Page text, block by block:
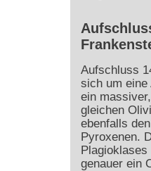
Aufschluss
sich um eine
ein
gleichen
ebenfalls
Pyroxenen.
genauer ein